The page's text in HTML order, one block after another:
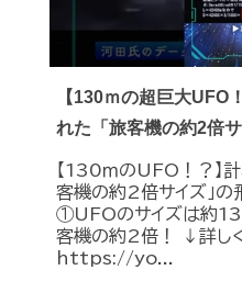
【130ｍの超巨大UFO
れた「旅客機の約2倍
【130ｍのUFO！？】
客機の約2倍サイズ」の
①UFOのサイズは約
客機の約2倍！ ↓詳し
https://yo...